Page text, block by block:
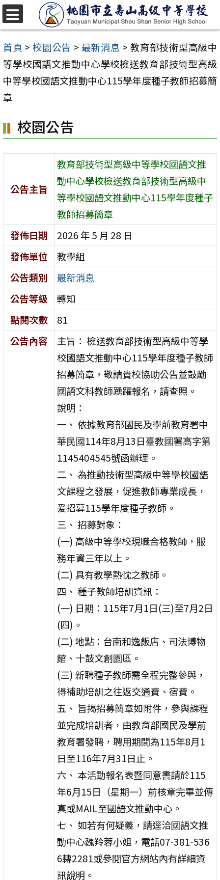
跳
至
主
要
內
容
首頁 > 校園公告 > 最新消息 > 教育部技術型高級中
等學校國語文推動中心學校檢送教育部技術型高級
中等學校國語文推動中心115學年度種子教師招募簡
章
校園公告
公告主旨
教育部技術型高級中等學校國語文推
動中心學校檢送教育部技術型高級中
等學校國語文推動中心115學年度種子
教師招募簡章
發佈日期
2026 年 5 月 28 日
發佈單位
教學組
公告類別
最新消息
公告等級
轉知
點閱次數
81
公告內容
主旨： 檢送教育部技術型高級中等學
校國語文推動中心115學年度種子教師
招募簡章，敬請貴校協助公告並鼓勵
國語文科教師踴躍報名，請查照。
說明：
一、 依據教育部國民及學前教育署中
華民國114年8月13日臺教國署高字第
1145404545號函辦理。
二、 為推動技術型高級中等學校國語
文課程之發展，促進教師專業成長，
爰招募115學年度種子教師。
三、 招募對象：
(一) 高級中等學校現職合格教師，服
務年資三年以上。
(二) 具有教學熱忱之教師。
四、 種子教師培訓資訊：
(一) 日期：115年7月1日(三)至7月2日
(四)。
(二) 地點：台南和逸飯店、司法博物
館、十鼓文創園區。
(三) 新聘種子教師需全程完整參與，
得補助培訓之往返交通費、宿費。
五、 旨揭招募簡章如附件，參與課程
並完成培訓者，由教育部國民及學前
教育署發聘，聘用期間為115年8月1
日至116年7月31日止。
六、 本活動報名表暨同意書請於115
年6月15日（星期一）前核章完畢並傳
真或MAIL至國語文推動中心。
七、 如若有何疑義，請逕洽國語文推
動中心魏羚蓉小姐，電話07-381-536
6轉2281或參閱官方網站內有詳細資
訊說明。
選
單